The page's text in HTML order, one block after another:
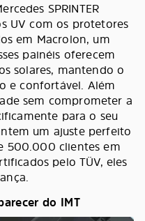
SPRINTER
UV com os protetores
em Macrolon, um
painéis oferecem
solares, mantendo o
e confortável. Além
sem comprometer a
para o seu
um ajuste perfeito
500.000 clientes em
pelo TÜV, eles
do IMT